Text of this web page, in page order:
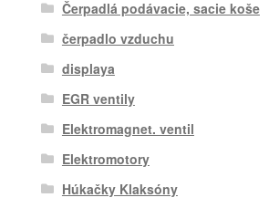
Čerpadlá podávacie, sacie koše
čerpadlo vzduchu
displaya
EGR ventily
Elektromagnet. ventil
Elektromotory
Húkačky Klaksóny